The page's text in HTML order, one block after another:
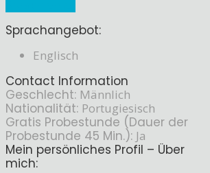
Sprachangebot:
Englisch
Contact Information
Geschlecht: Männlich
Nationalität: Portugiesisch
Gratis Probestunde (Dauer der
Probestunde 45 Min.): Ja
Mein persönliches Profil – Über
mich: